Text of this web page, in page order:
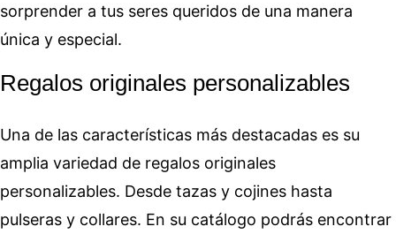
sorprender a tus seres queridos de una manera
única y especial.
Regalos originales personalizables
Una de las características más destacadas es su
amplia variedad de regalos originales
personalizables. Desde tazas y cojines hasta
pulseras y collares. En su catálogo podrás encontrar